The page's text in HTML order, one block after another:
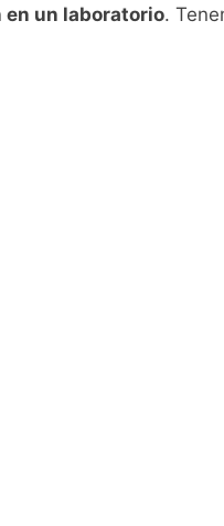
en un laboratorio.